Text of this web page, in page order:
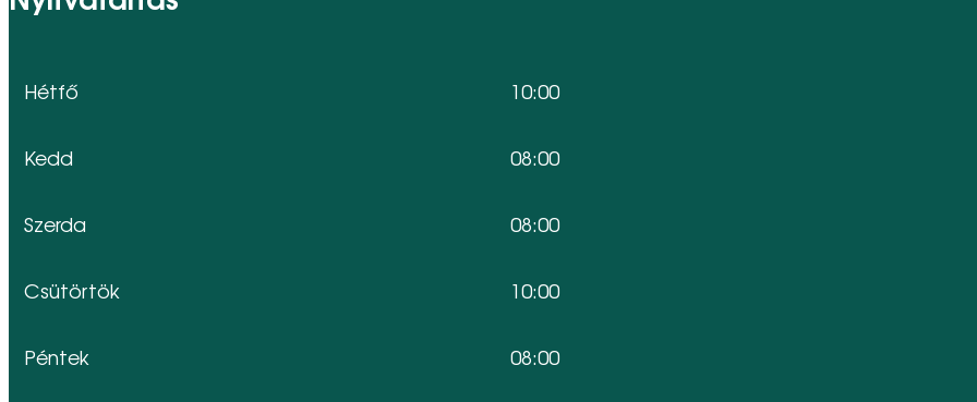
Hétfő 10:00
Kedd 08:00
Szerda 08:00
Csütörtök 10:00
Péntek 08:00